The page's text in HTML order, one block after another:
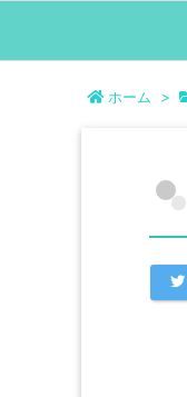
ホーム >